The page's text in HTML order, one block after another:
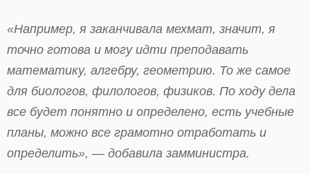
«Например, я заканчивала мехмат, значит, я
точно готова и могу идти преподавать
математику, алгебру, геометрию. То же самое
для биологов, филологов, физиков. По ходу дела
все будет понятно и определено, есть учебные
планы, можно все грамотно отработать и
определить», — добавила замминистра.